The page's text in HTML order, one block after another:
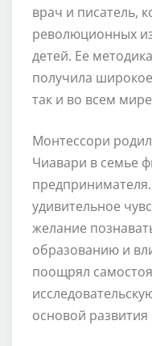
врач и писатель,
революционных
детей. Ее
получила
так и во всем
Монтессори
Чиавари в семье
удивительное
желание
образованию и
поощрял
основой развития